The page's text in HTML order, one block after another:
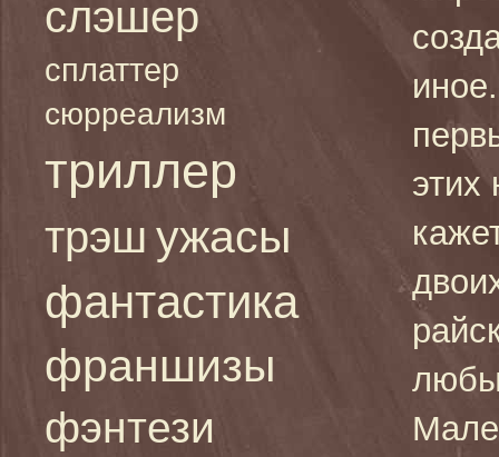
слэшер
сплаттер
сюрреализм
триллер
трэш ужасы
фантастика
франшизы
фэнтези